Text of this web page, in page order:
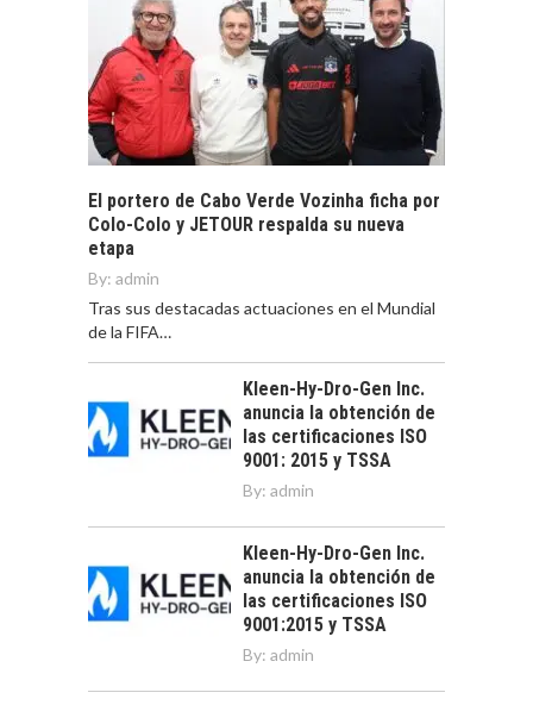
El portero de Cabo Verde Vozinha ficha por
Colo-Colo y JETOUR respalda su nueva
etapa
By: admin
Tras sus destacadas actuaciones en el Mundial
de la FIFA…
Kleen-Hy-Dro-Gen Inc.
anuncia la obtención de
las certificaciones ISO
9001: 2015 y TSSA
By: admin
Kleen-Hy-Dro-Gen Inc.
anuncia la obtención de
las certificaciones ISO
9001:2015 y TSSA
By: admin